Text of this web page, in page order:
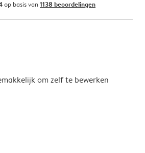
op basis van 1138 beoordelingen
om zelf te bewerken